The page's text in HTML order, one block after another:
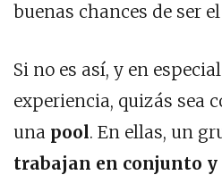
buenas chances de ser
Si no es así, y en
experiencia, quizás sea
una pool. En ellas, un
trabajan en conjunto